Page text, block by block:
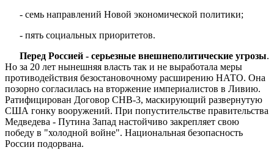
- семь направлений Новой экономической политики;
- пять социальных приоритетов.
Перед Россией - серьезные внешнеполитические угрозы.
Но за 20 лет нынешняя власть так и не выработала меры
противодействия безостановочному расширению НАТО. Она
позорно согласилась на вторжение империалистов в Ливию.
Ратифицирован Договор СНВ-3, маскирующий развернутую
США гонку вооружений. При попустительстве правительства
Медведева - Путина Запад настойчиво закрепляет свою
победу в "холодной войне". Национальная безопасность
России подорвана.